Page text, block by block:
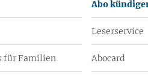
für Familien
Abo
Leserservice
Abocard